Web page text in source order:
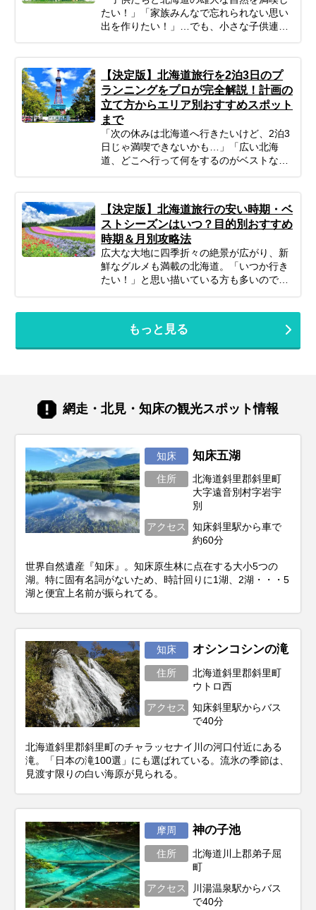
たい！」「家族みんなで忘れられない思い
出を作りたい！」…でも、小さな子供連れ
計画すれば、子連れ北海道旅行は最高の体
験になります。 この記事では、子連れファ
ミリーが北海道旅行を思いっきり楽しむた
めの、計画の立て方の基本から、子供が絶
対喜ぶおすすめスポット＆アクティビテ
ィ、ホテル選びの秘訣、そしてあると便利
な持ち物や注意点まで、パパママ目線で徹
る北海道旅行を実現しましょう♪
【決定版】北海道旅行を2泊3日のプ
ランニングをプロが完全解説！計画の
立て方からエリア別おすすめスポット
まで
「次の休みは北海道へ行きたいけど、2泊3
日じゃ満喫できないかも…」「広い北海
道、どこへ行って何をするのがベストな
な自然、美味しいグルメ、心癒される景色
をたっぷり楽しむことは可能です！この記
事では、忙しいあなたのために、2泊3日の
北海道旅行を最大限に楽しむための計画の
立て方から、エリア別の魅力、旅を充実さ
せるための秘訣まで、ぎゅっと凝縮してお
届けします。あなただけの特別な北海道旅
行を実現するためのヒントを見つけて、最
【決定版】北海道旅行の安い時期・ベ
ストシーズンはいつ？目的別おすすめ
時期＆月別攻略法
広大な大地に四季折々の絶景が広がり、新
鮮なグルメも満載の北海道。「いつか行き
たい！」と思い描いている方も多いのでは
シーズンはいつ？」と迷ってしまいますよ
ね。北海道は訪れる季節によって、気候は
い！」という想いを叶えるためには、ベス
トシーズン選びがとても重要。この記事で
るコツまで、北海道旅行を120%楽しむた
めの情報をお届けします！
もっと見る
網走・北見・知床の観光スポット情報
知床 知床五湖
住所
北海道斜里郡斜里町
大字遠音別村字岩宇
別
アクセス
知床斜里駅から車で
約60分
世界自然遺産『知床』。知床原生林に点在する大小5つの
湖。特に固有名詞がないため、時計回りに1湖、2湖・・・5
湖と便宜上名前が振られてる。
知床 オシンコシンの滝
住所
北海道斜里郡斜里町
ウトロ西
アクセス
知床斜里駅からバス
で40分
北海道斜里郡斜里町のチャラッセナイ川の河口付近にある
滝。「日本の滝100選」にも選ばれている。流氷の季節は、
見渡す限りの白い海原が見られる。
摩周 神の子池
住所
北海道川上郡弟子屈
町
アクセス
川湯温泉駅からバス
で40分